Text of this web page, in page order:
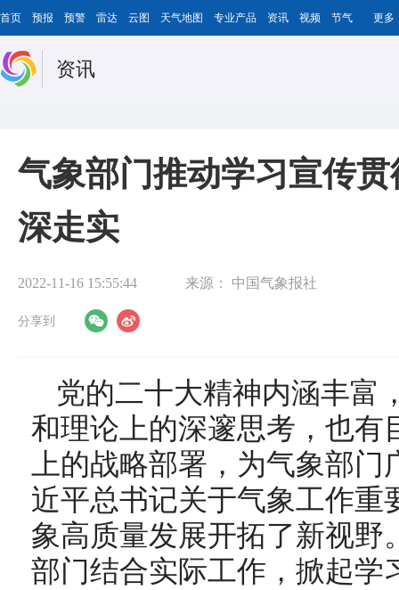
首页 预报 预警 雷达 云图 天气地图 专业产品 资讯 视频 节气 更多
资讯
气象部门推动学习宣传
深走实
2022-11-16 15:55:44 来源： 中国气象报社
分享到
党的二十大精神内涵丰富
和理论上的深邃思考，也有
上的战略部署，为气象部
近平总书记关于气象工作重
象高质量发展开拓了新视野
部门结合实际工作，掀起学